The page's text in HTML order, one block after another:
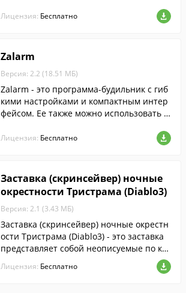
Лицензия: Бесплатно
Zalarm
Версия: 2.2 (18.51 МБ)
Zalarm - это программа-будильник с гиб
кими настройками и компактным интер
фейсом. Ее также можно использовать в
а.
Лицензия: Бесплатно
Заставка (скринсейвер) ночные
окрестности Тристрама (Diablo3)
Версия: 2.1 (3.43 МБ)
Заставка (скринсейвер) ночные окрестн
ости Тристрама (Diablo3) - это заставка
представляет собой неописуемые по кр
асоте ночные окрестности Тристрама.
Лицензия: Бесплатно